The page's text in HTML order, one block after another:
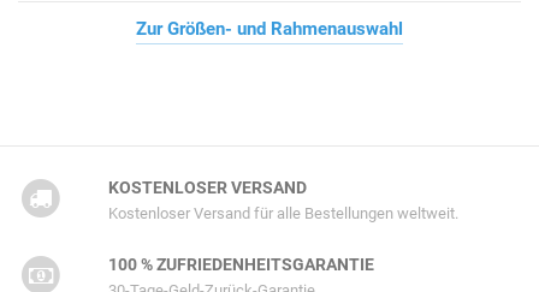
Zur Größen- und Rahmenauswahl
KOSTENLOSER VERSAND
Kostenloser Versand für alle Bestellungen weltweit.
100 % ZUFRIEDENHEITSGARANTIE